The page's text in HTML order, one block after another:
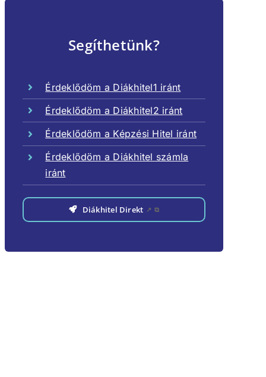
Segíthetünk?
Érdeklődöm a Diákhitel1 iránt
Érdeklődöm a Diákhitel2 iránt
Érdeklődöm a Képzési Hitel iránt
Érdeklődöm a Diákhitel számla
iránt
Diákhitel Direkt ↗ ⧉